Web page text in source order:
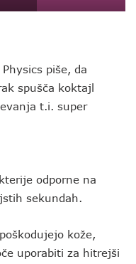
piše, da
spušča koktajl
t.i. super
odporne na
sekundah.
kože,
uporabiti za hitrejši